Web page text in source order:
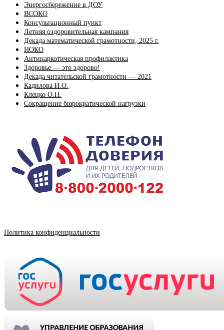
Энергосбережение в ДОУ
ВСОКО
Консультационный пункт
Летняя оздоровительная кампания
Декада математической грамотности, 2025 г.
НОКО
Антинаркотическая профилактика
Здоровье — это здорово!
Декада читательской грамотности — 2021
Кадилова И.О.
Клецко О.Н.
Сокращение бюрократической нагрузки
Политика конфиденциальности